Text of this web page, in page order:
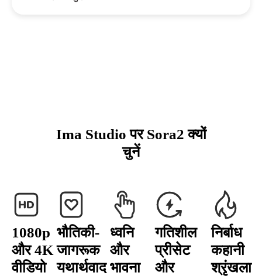
Ima Studio पर Sora2 क्यों
चुनें
1080p
और 4K
वीडियो
भौतिकी-
जागरूक
यथार्थवाद
ध्वनि
और
भावना
गतिशील
प्रीसेट
और
निर्बाध
कहानी
श्रृंखला